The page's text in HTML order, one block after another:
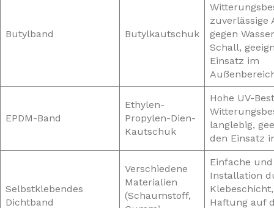
Butylband Butylkautschuk
zuverlässige
gegen
Schall,
Einsatz im
EPDM-Band
Ethylen-
Propylen-Dien-
Kautschuk
Hohe UV-
langlebig,
den Einsatz
Selbstklebendes
Dichtband
Verschiedene
Materialien
(Schaumstoff,
Einfache
Installation
Haftung auf